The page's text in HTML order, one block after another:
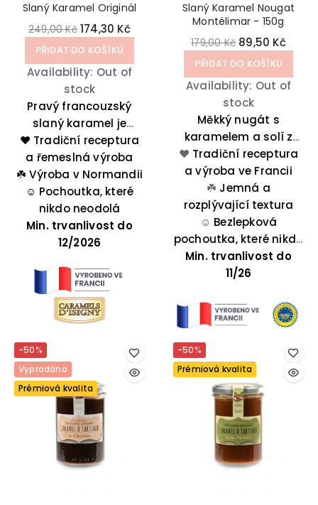
Slaný Karamel Originál
249,00 Kč 174,30 Kč
PŘIDAT DO KOŠÍKU
Availability: Out of
stock
Pravý francouzský
slaný karamel je
pochoutka, po které se
budete olizovat. Jak si
ji vychutnáte je pouze
na vás!
❤️ Tradiční receptura
a řemeslná výroba
☘️ Výroba v Normandii
☺️ Pochoutka, které
nikdo neodolá
Min. trvanlivost do
12/2026
Slaný Karamel Nougat
Montélimar - 150g
179,00 Kč 89,50 Kč
PŘIDAT DO KOŠÍKU
Availability: Out of
stock
Měkký nugát s
karamelem a solí z
Guérande – sladko-
slaný zážitek pro
každého milovníka
delikates
❤️ Tradiční receptura
a výroba ve Francii
☘️ Jemná a
rozplývající textura
☺️ Bezlepková
pochoutka, které nikdo
neodolá
Min. trvanlivost do
11/26
-50%
Vyprodáno
Prémiová kvalita
-50%
Prémiová kvalita